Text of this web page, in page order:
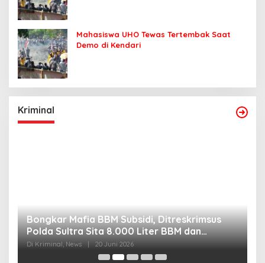
Mahasiswa UHO Tewas Tertembak Saat
Demo di Kendari
Kriminal
Bongkar Mafia BBM Subsidi, Ditreskrimsus
Polda Sultra Sita 8.000 Liter BBM dan
Ringkus 3 Tersangka
Di Kriminal, News | 20 Juni 2026